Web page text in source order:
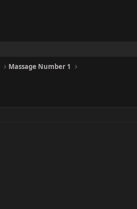
Massage Number 1